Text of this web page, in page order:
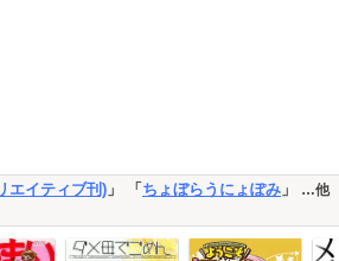
エイティブ刊) 」 「 ちょぼらうにょぽみ 」 …他